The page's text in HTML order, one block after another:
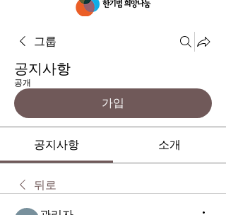
그룹
공지사항
공개
가입
공지사항 소개
뒤로